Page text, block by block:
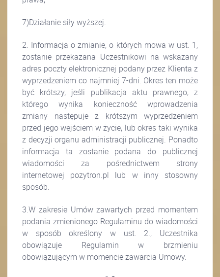
7)Działanie siły wyższej.
2. Informacja o zmianie, o których mowa w ust. 1,
zostanie przekazana Uczestnikowi na wskazany
adres poczty elektronicznej podany przez Klienta z
wyprzedzeniem co najmniej 7-dni. Okres ten może
być krótszy, jeśli publikacja aktu prawnego, z
którego wynika konieczność wprowadzenia
zmiany następuje z krótszym wyprzedzeniem
przed jego wejściem w życie, lub okres taki wynika
z decyzji organu administracji publicznej. Ponadto
informacja ta zostanie podana do publicznej
wiadomości za pośrednictwem strony
internetowej pozytron.pl lub w inny stosowny
sposób.
3.W zakresie Umów zawartych przed momentem
podania zmienionego Regulaminu do wiadomości
w sposób określony w ust. 2., Uczestnika
obowiązuje Regulamin w brzmieniu
obowiązującym w momencie zawarcia Umowy.